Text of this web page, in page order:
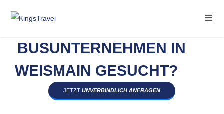
BUSUNTERNEHMEN IN
WEISMAIN GESUCHT?
JETZT UNVERBINDLICH ANFRAGEN